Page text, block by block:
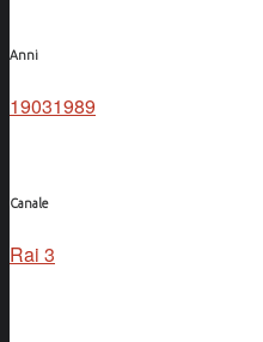
Anni
19031989
Canale
Rai 3